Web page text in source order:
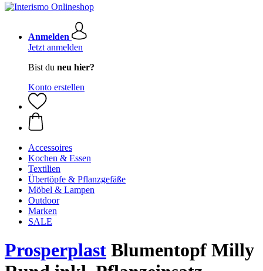
Anmelden
Jetzt anmelden
Bist du neu hier?
Konto erstellen
Accessoires
Kochen & Essen
Textilien
Übertöpfe & Pflanzgefäße
Möbel & Lampen
Outdoor
Marken
SALE
Prosperplast Blumentopf Milly